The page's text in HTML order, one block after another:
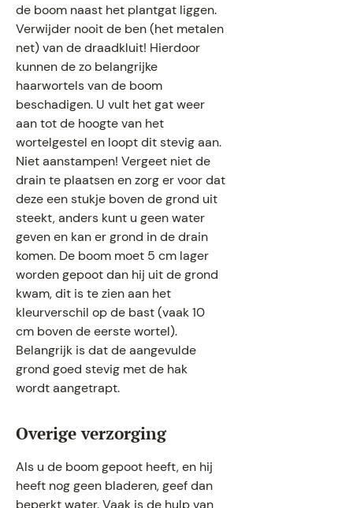
de boom naast het plantgat liggen.
Verwijder nooit de ben (het metalen
net) van de draadkluit! Hierdoor
kunnen de zo belangrijke
haarwortels van de boom
beschadigen. U vult het gat weer
aan tot de hoogte van het
wortelgestel en loopt dit stevig aan.
Niet aanstampen! Vergeet niet de
drain te plaatsen en zorg er voor dat
deze een stukje boven de grond uit
steekt, anders kunt u geen water
geven en kan er grond in de drain
komen. De boom moet 5 cm lager
worden gepoot dan hij uit de grond
kwam, dit is te zien aan het
kleurverschil op de bast (vaak 10
cm boven de eerste wortel).
Belangrijk is dat de aangevulde
grond goed stevig met de hak
wordt aangetrapt.
Overige verzorging
Als u de boom gepoot heeft, en hij
heeft nog geen bladeren, geef dan
beperkt water. Vaak is de hulp van